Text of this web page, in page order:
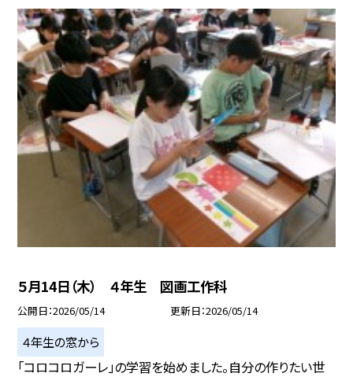
５月14日（木） ４年生 図画工作科
公開日 2026/05/14 更新日 2026/05/14
４年生の窓から
「コロコロガーレ」の学習を始めました。自分の作りたい世